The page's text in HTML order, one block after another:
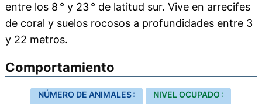
entre los 8 ° y 23 ° de latitud sur. Vive en arrecifes
de coral y suelos rocosos a profundidades entre 3
y 22 metros.
Comportamiento
NÚMERO DE ANIMALES :
NIVEL OCUPADO :